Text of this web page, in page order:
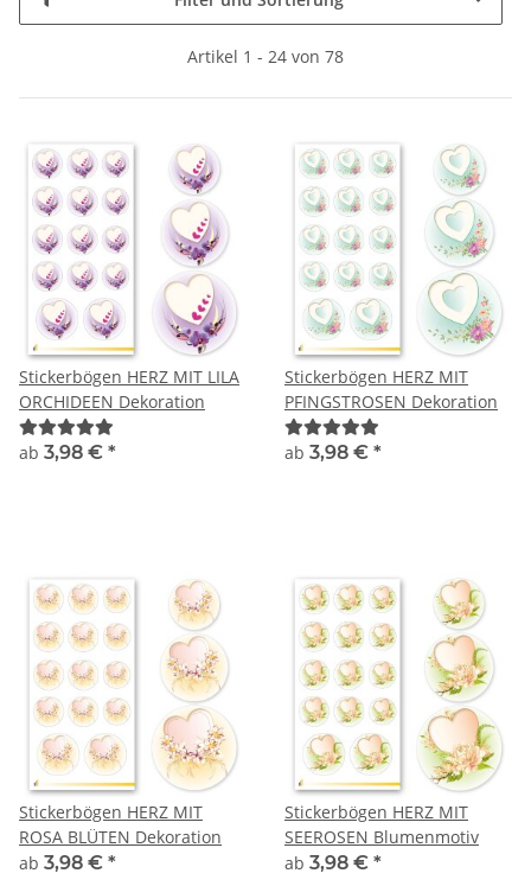
Artikel 1 - 24 von 78
Stickerbögen HERZ MIT LILA
ORCHIDEEN Dekoration
ab 3,98 € *
Stickerbögen HERZ MIT
PFINGSTROSEN Dekoration
ab 3,98 € *
Stickerbögen HERZ MIT
ROSA BLÜTEN Dekoration
ab 3,98 € *
Stickerbögen HERZ MIT
SEEROSEN Blumenmotiv
ab 3,98 € *